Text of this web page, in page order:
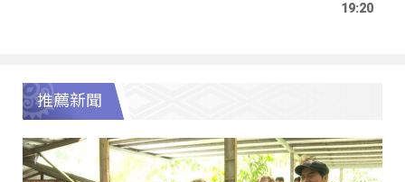
19:20
推薦新聞